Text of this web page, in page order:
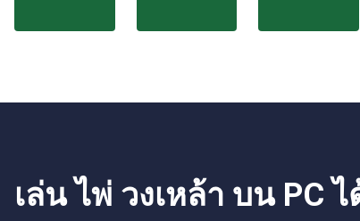
เล่น ไพ่ วงเหล้า บน PC